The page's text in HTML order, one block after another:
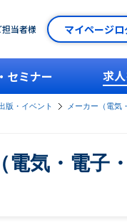
当者様 マイページロ
セミナー 求
版・イベント
メーカー（電気
気・電子